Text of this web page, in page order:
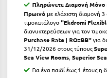
Καβάλα
Καλάβρυτα
Καλαμάτα
Πληρώνετε Διαμονή Μόνο
Πρωινό με ελάχιστη διαμονή
τιμοκατάλογο''Ekdromi
διανυκτερεύσεων για τον
Purchase Rate | RO=BB''για
31/12/2026 στους τύπους
Sea View Rooms,Superior
Για ένα παιδί έως 1 έτους η